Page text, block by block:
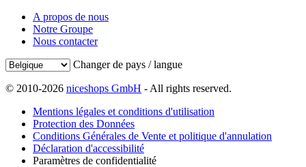
A propos de nous
Notre Groupe
Nous contacter
Changer de pays / langue
© 2010-2026 niceshops GmbH - All rights reserved.
Mentions légales et conditions d'utilisation
Protection des Données
Conditions Générales de Vente et politique d'annulation
Déclaration d'accessibilité
Paramètres de confidentialité